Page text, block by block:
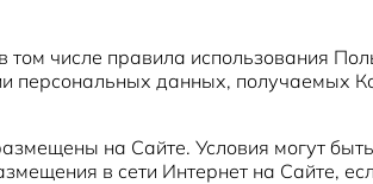
числе правила использования
персональных данных, получаемых
на Сайте. Условия могут
в сети Интернет на Сайте,